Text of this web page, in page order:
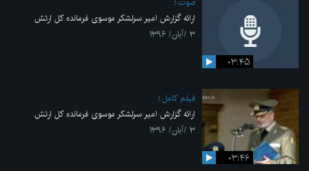
۰۳:۴۵
ارائه گزارش امیر سرلشکر موسوی فرمانده کل ارتش
۳ /آبان/ ۱۳۹۶
۰۳:۴۶
فیلم کامل
ارائه گزارش امیر سرلشکر موسوی فرمانده کل ارتش
۳ /آبان/ ۱۳۹۶